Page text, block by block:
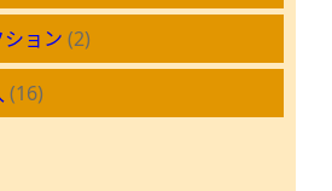
ョン (2)
(16)